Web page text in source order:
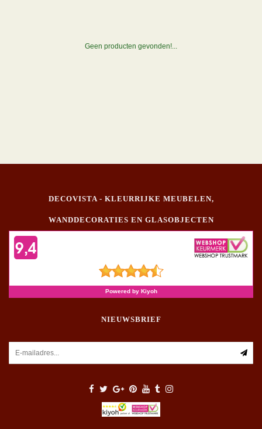
Geen producten gevonden!...
DECOVISTA - KLEURRIJKE MEUBELEN,
WANDDECORATIES EN GLASOBJECTEN
NIEUWSBRIEF